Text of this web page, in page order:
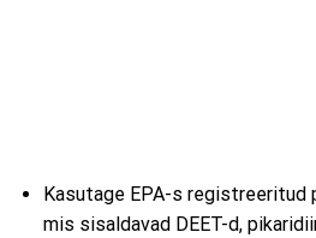
Kasutage EPA-s registreeritud
mis sisaldavad DEET-d,